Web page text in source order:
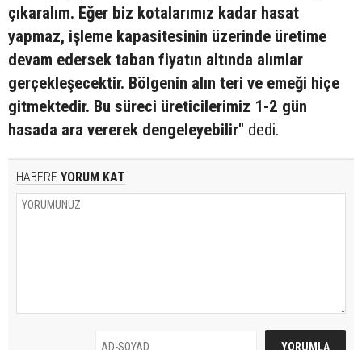
çıkaralım. Eğer biz kotalarımız kadar hasat
yapmaz, işleme kapasitesinin üzerinde üretime
devam edersek taban fiyatın altında alımlar
gerçekleşecektir. Bölgenin alın teri ve emeği hiçe
gitmektedir. Bu süreci üreticilerimiz 1-2 gün
hasada ara vererek dengeleyebilir" dedi.
HABERE YORUM KAT